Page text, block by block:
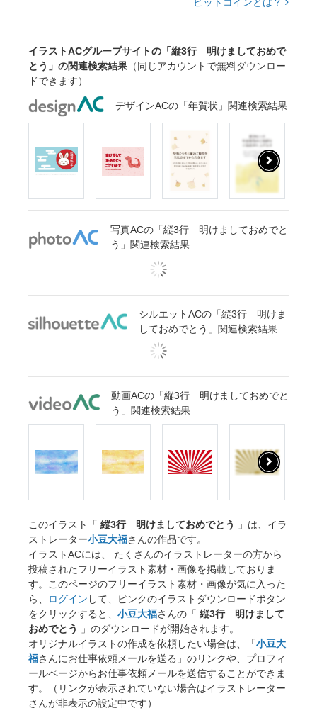
イラストACグループサイトの「縦3行 明けましておめで
とう」の関連検索結果 （同じアカウントで無料ダウンロー
ドできます）
デザインACの「年賀状」関連検索結果
写真ACの「縦3行 明けましておめでと
う」関連検索結果
シルエットACの「縦3行 明けま
しておめでとう」関連検索結果
動画ACの「縦3行 明けましておめでと
う」関連検索結果
このイラスト「 縦3行 明けましておめでとう
」は、イラ
ストレーター小豆大福さんの作品です。
イラストACには、 たくさんのイラストレーターの方から
投稿されたフリーイラスト素材・画像を掲載しておりま
す。このページのフリーイラスト素材・画像が気に入った
ら、
ログイン して、ピンクのイラストダウンロードボタン
をクリックすると、 小豆大福さんの「 縦3行 明けまして
おめでとう
」のダウンロードが開始されます。
オリジナルイラストの作成を依頼したい場合は、「小豆大
福さんにお仕事依頼メールを送る」のリンクや、プロフィ
ールページからお仕事依頼メールを送信することができま
す。（リンクが表示されていない場合はイラストレーター
さんが非表示の設定中です）